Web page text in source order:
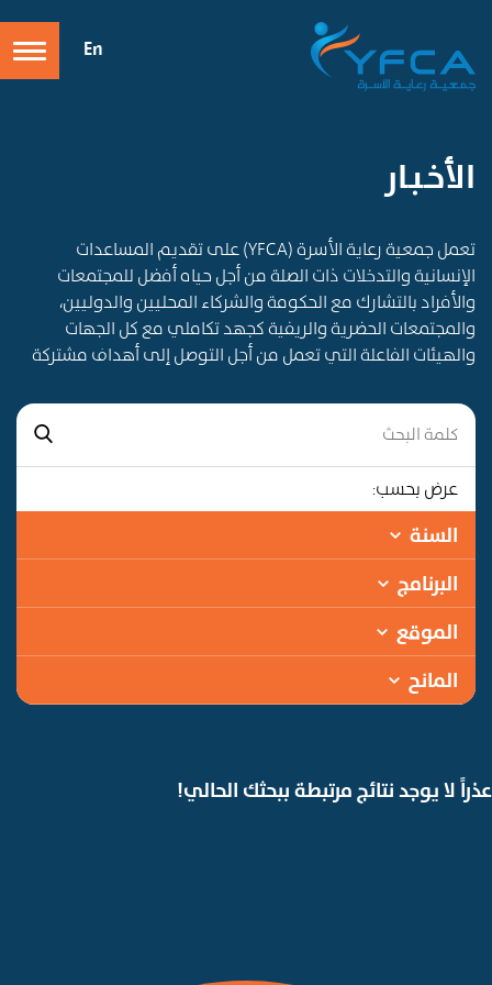
En
الأخـبـار
تعمل جمعية رعاية الأسرة (YFCA) على تقديم المساعدات
الإنسانية والتدخلات ذات الصلة من أجل حياه أفضل للمجتمعات
والأفراد بالتشارك مع الحكومة والشركاء المحليين والدوليين،
والمجتمعات الحضرية والريفية كجهد تكاملي مع كل الجهات
والهيئات الفاعلة التي تعمل من أجل التوصل إلى أهداف مشتركة
عرض بحسب:
السنة
البرنامج
الموقع
المانح
عذراً لا يوجد نتائج مرتبطة ببحثك الحالي!